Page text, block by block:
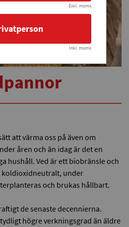
att värma oss på även om
åren och än idag är det en
hushåll. Ved är ett biobränsle och
koldioxidneutralt, under
och brukas hållbart.
de senaste decennierna.
högre verkningsgrad än äldre
Exkl. moms
Inkl. moms